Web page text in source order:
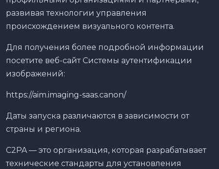
развивая технологии управления
происхождением визуального контента.
Для получения более подробной информации
посетите веб-сайт Системы аутентификации
изображений:
https://aim.imaging-saas.canon/
Даты запуска различаются в зависимости от
страны и региона.
C2PA — это организация, которая разрабатывает
технические стандарты для установления